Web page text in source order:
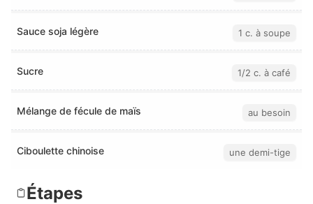
Sauce soja légère 1 c. à soupe
Sucre 1/2 c. à café
Mélange de fécule de maïs au besoin
Ciboulette chinoise une demi-tige
Étapes